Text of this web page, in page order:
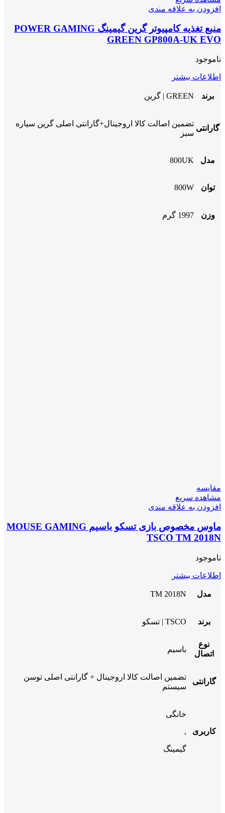
افزودن به علاقه مندی
منبع تغذیه کامپیوتر گرین گیمینگ POWER GAMING
GREEN GP800A-UK EVO
ناموجود
اطلاعات بیشتر
برند GREEN | گرین
گارانتی
تضمین اصالت کالا اروجینال+گارانتی اصلی گرین سیاره
سبز
مدل 800UK
توان 800W
وزن 1997 گرم
مقایسه
مشاهده سریع
افزودن به علاقه مندی
ماوس مخصوص بازی تسکو باسیم MOUSE GAMING
TSCO TM 2018N
ناموجود
اطلاعات بیشتر
مدل TM 2018N
برند TSCO | تسکو
نوع
اتصال
باسیم
گارانتی
تضمین اصالت کالا اروجینال + گارانتی اصلی توسن
سیستم
کاربری
خانگی
,
گیمینگ